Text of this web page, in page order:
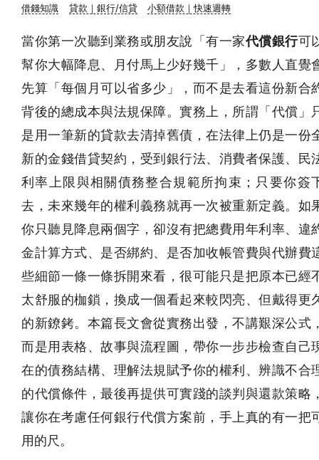
借錢知識 貸款｜銀行/信貸 小額借款｜快速週轉
當你第一次聽到業務或朋友說「有一家代償銀行可
幫你大幅降息、月付馬上少好幾千」，多數人直覺
先算「每個月可以省多少」，而不是去看這份新合
背後的總成本與法規保障。實務上，所謂「代償」
是用一筆新的貸款去清掉舊債，在法律上仍是一份
新的金錢借貸契約，受到銀行法、消費者保護、民
利率上限與相關債務整合規範所拘束；只要你簽
去，未來幾年的權利義務就再一次被重新定義。如
你只聽見降息兩個字，卻沒有把總費用年利率、違
金計算方式、是否綁約、是否加收帳管費與代辦費
些細節一條一條拆開來看，很可能只是把原本已經
太舒服的枷鎖，換成一個看起來較閃亮、但戴得更
的新鐐銬。本篇長文會從實務出發，不講艱深公式
而是用表格、故事與流程圖，帶你一步步檢查自己
在的債務結構、理解法規賦予你的權利、辨識不合
的代償條件，最後再提供可實踐的談判與還款策略
讓你在考慮任何銀行代償方案前，手上真的有一把
用的尺。